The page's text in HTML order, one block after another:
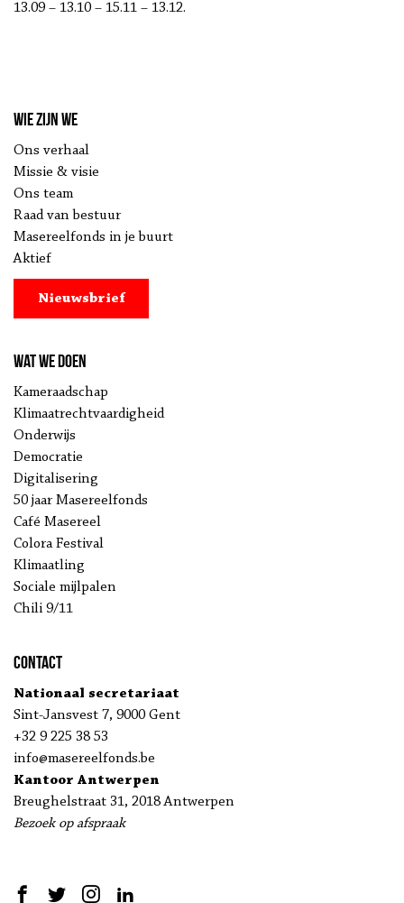
13.09 – 13.10 – 15.11 – 13.12.
Wie zijn we
Ons verhaal
Missie & visie
Ons team
Raad van bestuur
Masereelfonds in je buurt
Aktief
Nieuwsbrief
Wat we doen
Kameraadschap
Klimaatrechtvaardigheid
Onderwijs
Democratie
Digitalisering
50 jaar Masereelfonds
Café Masereel
Colora Festival
Klimaatling
Sociale mijlpalen
Chili 9/11
Contact
Nationaal secretariaat
Sint-Jansvest 7, 9000 Gent
+32 9 225 38 53
info@masereelfonds.be
Kantoor Antwerpen
Breughelstraat 31, 2018 Antwerpen
Bezoek op afspraak